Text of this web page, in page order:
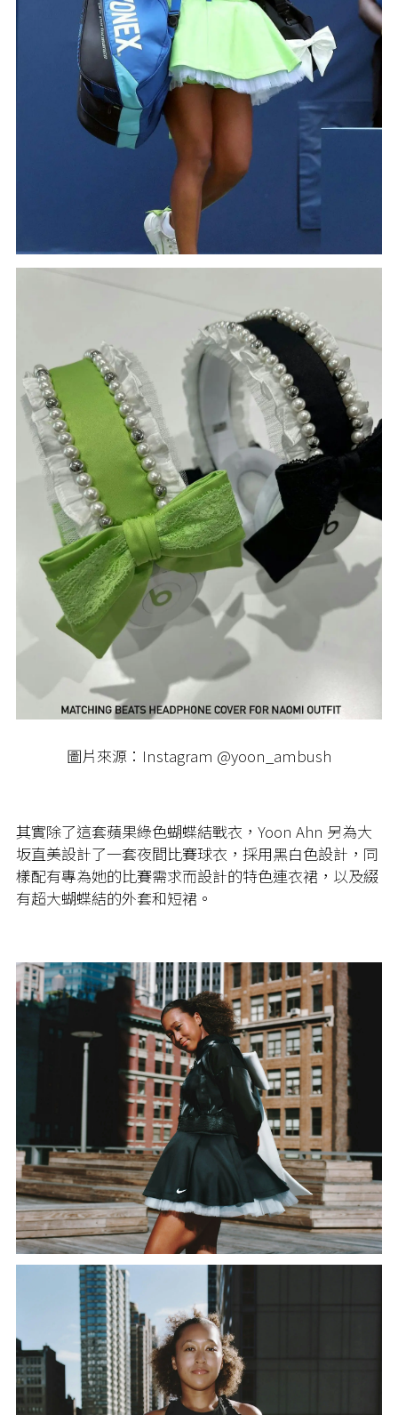
圖片來源：Instagram @yoon_ambush
其實除了這套蘋果綠色蝴蝶結戰衣，Yoon Ahn 另為大
坂直美設計了一套夜間比賽球衣，採用黑白色設計，同
樣配有專為她的比賽需求而設計的特色連衣裙，以及綴
有超大蝴蝶結的外套和短裙。